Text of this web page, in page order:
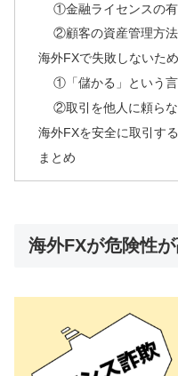
①金融ライセンスの
②顧客の資産管理方
海外FXで失敗しないた
①「儲かる」という
②取引を他人に頼ら
海外FXを安全に取引す
まとめ
海外FXが危険性